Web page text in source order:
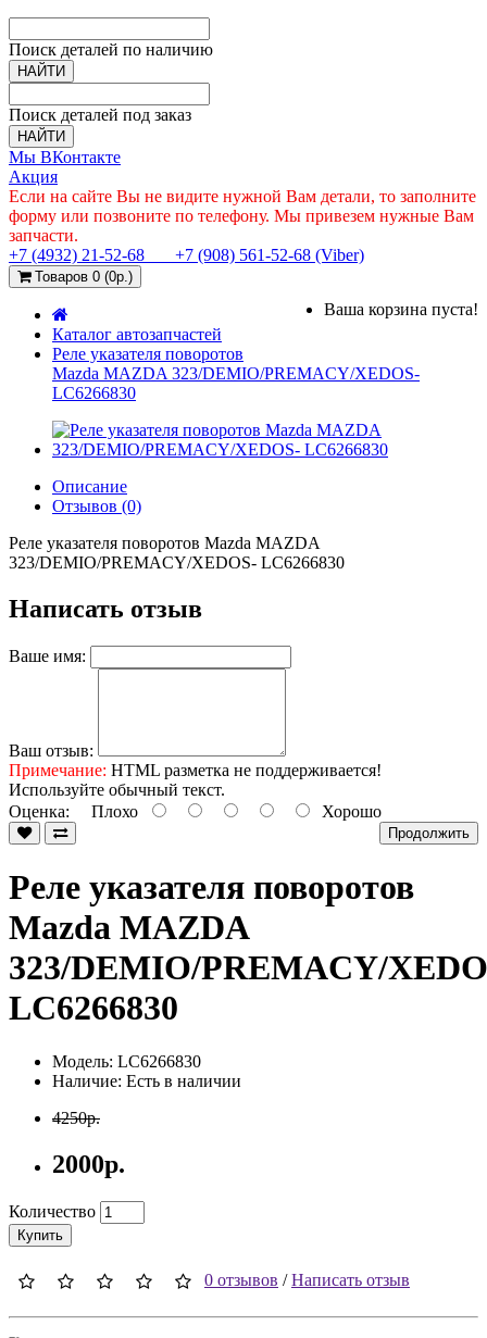
Поиск деталей по наличию
НАЙТИ
Поиск деталей под заказ
НАЙТИ
Мы ВКонтакте
Акция
Если на сайте Вы не видите нужной Вам детали, то заполните
форму или позвоните по телефону. Мы привезем нужные Вам
запчасти.
+7 (4932) 21-52-68
+7 (908) 561-52-68 (Viber)
Товаров 0 (0р.)
Ваша корзина пуста!
Каталог автозапчастей
Реле указателя поворотов
Mazda MAZDA 323/DEMIO/PREMACY/XEDOS-
LC6266830
Описание
Отзывов (0)
Реле указателя поворотов Mazda MAZDA
323/DEMIO/PREMACY/XEDOS- LC6266830
Написать отзыв
Ваше имя:
Ваш отзыв:
Примечание: HTML разметка не поддерживается!
Используйте обычный текст.
Оценка: Плохо Хорошо
Продолжить
Реле указателя поворотов
Mazda MAZDA
323/DEMIO/PREMACY/
LC6266830
Модель: LC6266830
Наличие: Есть в наличии
4250р.
2000р.
Количество
Купить
0 отзывов /Написать отзыв